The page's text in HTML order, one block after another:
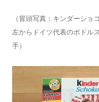
（冒頭写真：キンダーショ
左からドイツ代表のポドル
手）